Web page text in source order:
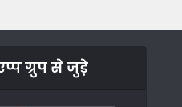
ग्रुप से जुड़े